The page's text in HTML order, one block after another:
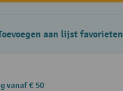
aan lijst favorieten
vanaf € 50